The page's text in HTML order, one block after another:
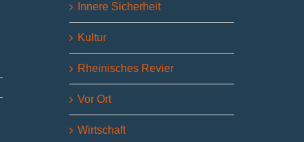
Innere Sicherheit
Kultur
Rheinisches Revier
Vor Ort
Wirtschaft